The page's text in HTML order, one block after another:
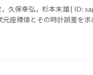
久保幸弘，杉本末雄 [ ID:
元座標値とその時計誤差を